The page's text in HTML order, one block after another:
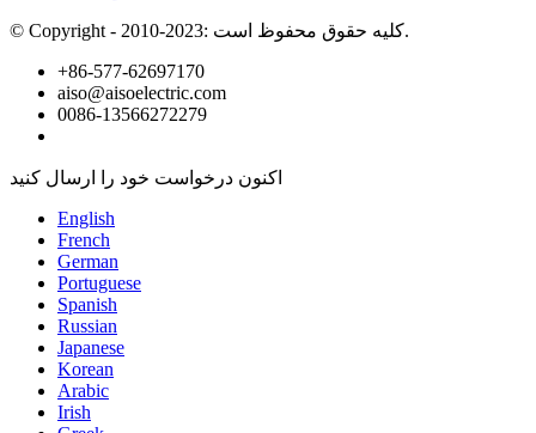
© Copyright - 2010-2023: کلیه حقوق محفوظ است.
+86-577-62697170
aiso@aisoelectric.com
0086-13566272279
اکنون درخواست خود را ارسال کنید
English
French
German
Portuguese
Spanish
Russian
Japanese
Korean
Arabic
Irish